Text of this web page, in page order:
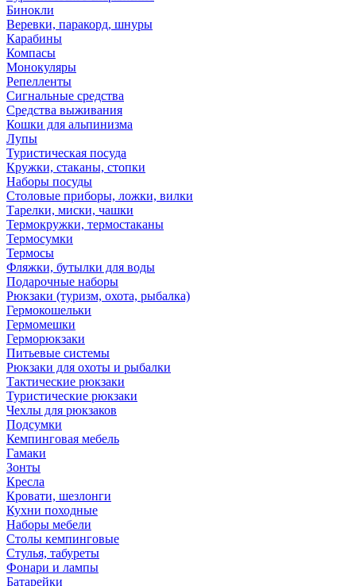
Бинокли
Веревки, паракорд, шнуры
Карабины
Компасы
Монокуляры
Репелленты
Сигнальные средства
Средства выживания
Кошки для альпинизма
Лупы
Туристическая посуда
Кружки, стаканы, стопки
Наборы посуды
Столовые приборы, ложки, вилки
Тарелки, миски, чашки
Термокружки, термостаканы
Термосумки
Термосы
Фляжки, бутылки для воды
Подарочные наборы
Рюкзаки (туризм, охота, рыбалка)
Гермокошельки
Гермомешки
Герморюкзаки
Питьевые системы
Рюкзаки для охоты и рыбалки
Тактические рюкзаки
Туристические рюкзаки
Чехлы для рюкзаков
Подсумки
Кемпинговая мебель
Гамаки
Зонты
Кресла
Кровати, шезлонги
Кухни походные
Наборы мебели
Столы кемпинговые
Стулья, табуреты
Фонари и лампы
Батарейки